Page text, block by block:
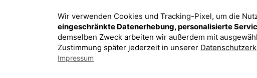
Top-Fonds
Fonds-Suche
Wir verwenden Cookies und Tracking-Pixel, um die
eingeschränkte Datenerhebung, personalisierte
demselben Zweck arbeiten wir außerdem mit
Zustimmung später jederzeit in unserer
Impressum